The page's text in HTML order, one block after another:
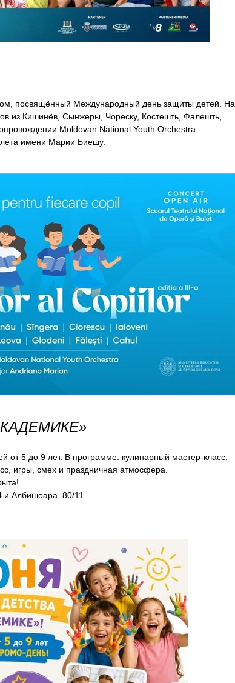
посвящённый Международный день защиты детей. На
из Кишинёв, Сынжеры, Чореску, Костешть, Фалешть,
Moldovan National Youth Orchestra.
имени Марии Биешу.
5 до 9 лет. В программе: кулинарный мастер-класс,
игры, смех и праздничная атмосфера.
Албишоара, 80/11.